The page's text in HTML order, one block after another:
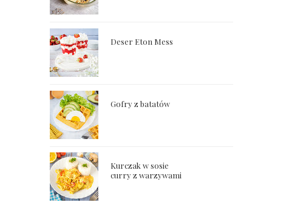
Deser Eton Mess
Gofry z batatów
Kurczak w sosie
curry z warzywami